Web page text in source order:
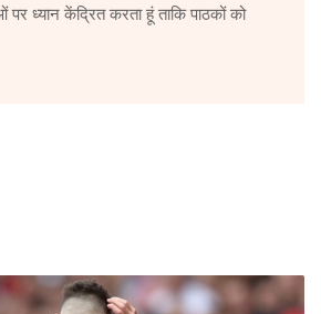
ध्यान केंद्रित करता हूं ताकि पाठकों को